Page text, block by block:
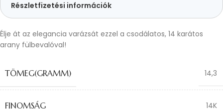
Részletfizetési információk
Élje át az elegancia varázsát ezzel a csodálatos, 14 karátos
arany fülbevalóval!
TÖMEG(GRAMM) 14,3
FINOMSÁG 14K